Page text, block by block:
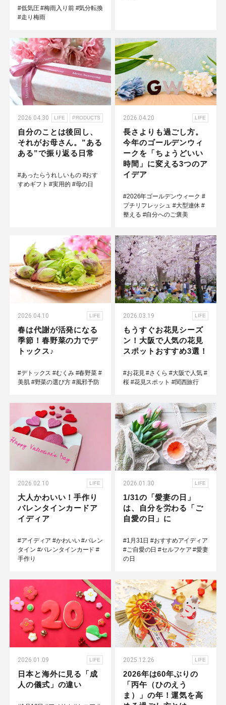
#低気圧 #梅雨入り前 #気分転換
#走り梅雨
2026.04.30 LIFE PRODUCTS
自分のことは後回し、
それがお母さん。”ある
ある”で振り返る日常
#あったらうれしいもの #おす
すめギフト #実用的 #母の日
2026.04.20 LIFE
長さよりも過ごし方。
今年のゴールデンウィ
ークを「ちょうどいい
時間」に変える3つのア
イデア
#2026年ゴールデンウィーク #
プチリフレッシュ #大型連休 #
整える #自分へのご褒美
2026.04.10 LIFE
春は代謝が活発になる
季節！春野菜の力でデ
トックス♪
#デトックス #むくみ #春野菜 #
美肌 #野菜の選び方 #風邪予防
2026.03.19 LIFE
もうすぐお花見シーズ
ン！大阪で人気の花見
スポットおすすめ3選！
#お花見 #さくら #大阪で人気 #
桜 #花見スポット #関西旅行
2026.02.10 LIFE
大人かわいい！手作り
バレンタインカードア
イディア
#アイディア #かわいい #バレン
タイン #バレンタインカード #
手作り
2026.01.30 LIFE
1/31の「愛妻の日」
は、自分を労わる「ご
自愛の日」に
#1月31日 #おすすめアイディア
#ご自愛の日 #セルフケア #愛妻
の日
2026.01.09 LIFE
日本と海外に見る「成
人の儀式」の違い
2025.12.26 LIFE
2026年は60年ぶりの
「丙午（ひのえう
ま）」の年！運気を高